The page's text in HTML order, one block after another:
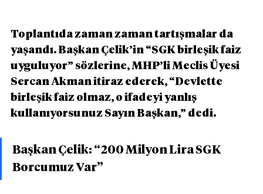
Toplantıda zaman zaman tartışmalar da
yaşandı. Başkan Çelik’in “SGK birleşik faiz
uyguluyor” sözlerine, MHP’li Meclis Üyesi
Sercan Akman itiraz ederek, “Devlette
birleşik faiz olmaz, o ifadeyi yanlış
kullanıyorsunuz Sayın Başkan,” dedi.
Başkan Çelik: “200 Milyon Lira SGK
Borcumuz Var”